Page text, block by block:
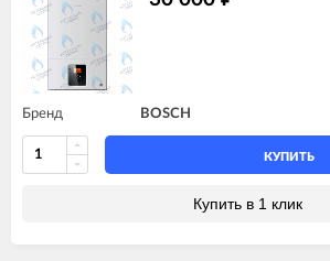
Бренд BOSCH
КУПИТЬ
Купить в 1 клик